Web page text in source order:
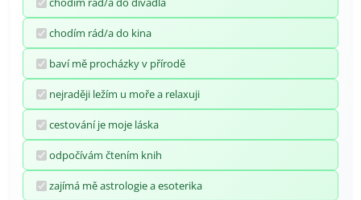
chodím rád/a do kina
baví mě procházky v přírodě
nejraději ležím u moře a relaxuji
cestování je moje láska
odpočívám čtením knih
zajímá mě astrologie a esoterika